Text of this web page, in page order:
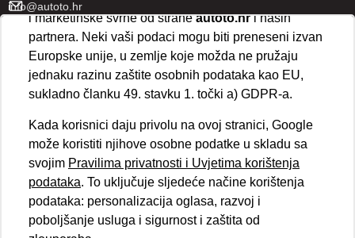
info@autoto.hr
Pon - Pet 07:30-18:00
Sub 08:00-13:00
AUTOTO SPLIT
info@autoto.hr
Pon - Pet 08:00-17:00
Sub 08:00-13:00
BRZI LINKOVI
Novosti
i marketinške svrhe od straneautoto.hri naših
partnera. Neki vaši podaci mogu biti preneseni izvan
Europske unije, u zemlje koje možda ne pružaju
jednaku razinu zaštite osobnih podataka kao EU,
sukladno članku 49. stavku 1. točki a) GDPR-a.
Kada korisnici daju privolu na ovoj stranici, Google
može koristiti njihove osobne podatke u skladu sa
svojim Pravilima privatnosti i Uvjetima korištenja
podataka. To uključuje sljedeće načine korištenja
podataka: personalizacija oglasa, razvoj i
poboljšanje usluga i sigurnost i zaštita od